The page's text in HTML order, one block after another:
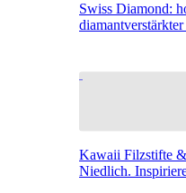
Swiss Diamond:
Kawaii Filzstifte
Niedlich.